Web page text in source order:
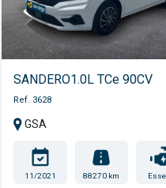
SANDERO1.0L TCe 90CV
Ref. 3628
GSA
11/2021 88270 km